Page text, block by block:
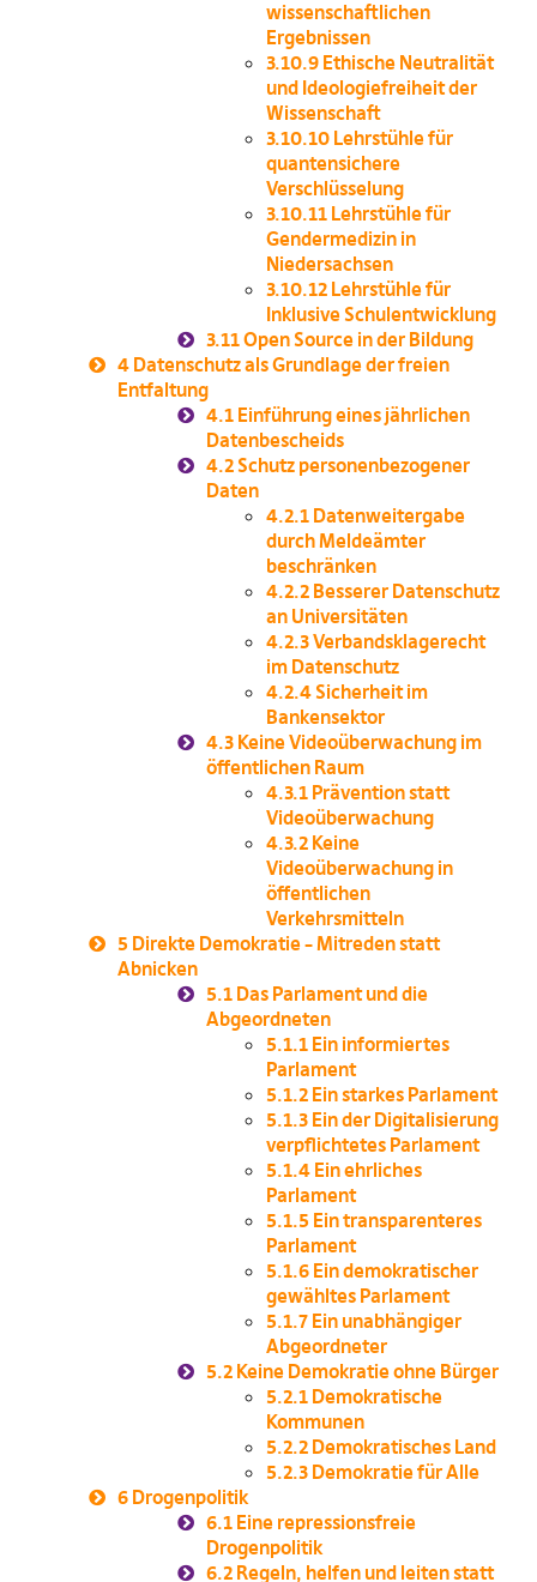
wissenschaftlichen
Ergebnissen
3.10.9 Ethische Neutralität
und Ideologiefreiheit der
Wissenschaft
3.10.10 Lehrstühle für
quantensichere
Verschlüsselung
3.10.11 Lehrstühle für
Gendermedizin in
Niedersachsen
3.10.12 Lehrstühle für
Inklusive Schulentwicklung
3.11Open Source in der Bildung
4 Datenschutz als Grundlage der freien
Entfaltung
4.1 Einführung eines jährlichen
Datenbescheids
4.2Schutz personenbezogener
Daten
4.2.1 Datenweitergabe
durch Meldeämter
beschränken
4.2.2 Besserer Datenschutz
an Universitäten
4.2.3Verbandsklagerecht
im Datenschutz
4.2.4Sicherheit im
Bankensektor
4.3 Keine Videoüberwachung im
öffentlichen Raum
4.3.1 Prävention statt
Videoüberwachung
4.3.2 Keine
Videoüberwachung in
öffentlichen
Verkehrsmitteln
5 Direkte Demokratie – Mitreden statt
Abnicken
5.1 Das Parlament und die
Abgeordneten
5.1.1 Ein informiertes
Parlament
5.1.2 Ein starkes Parlament
5.1.3 Ein der Digitalisierung
verpflichtetes Parlament
5.1.4 Ein ehrliches
Parlament
5.1.5 Ein transparenteres
Parlament
5.1.6 Ein demokratischer
gewähltes Parlament
5.1.7 Ein unabhängiger
Abgeordneter
5.2 Keine Demokratie ohne Bürger
5.2.1 Demokratische
Kommunen
5.2.2 Demokratisches Land
5.2.3 Demokratie für Alle
6 Drogenpolitik
6.1 Eine repressionsfreie
Drogenpolitik
6.2 Regeln, helfen und leiten statt